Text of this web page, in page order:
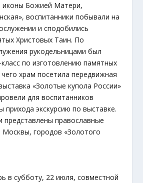
иконы Божией Матери,
воспитанники побывали на
и сподобились
Христовых Таин. По
рукодельницами был
по изготовлению памятных
храм посетила передвижная
«Золотые купола России»
для воспитанников
прихода экскурсию по выставке.
представлены православные
Москвы, городов «Золотого
в субботу, 22 июля, совместной